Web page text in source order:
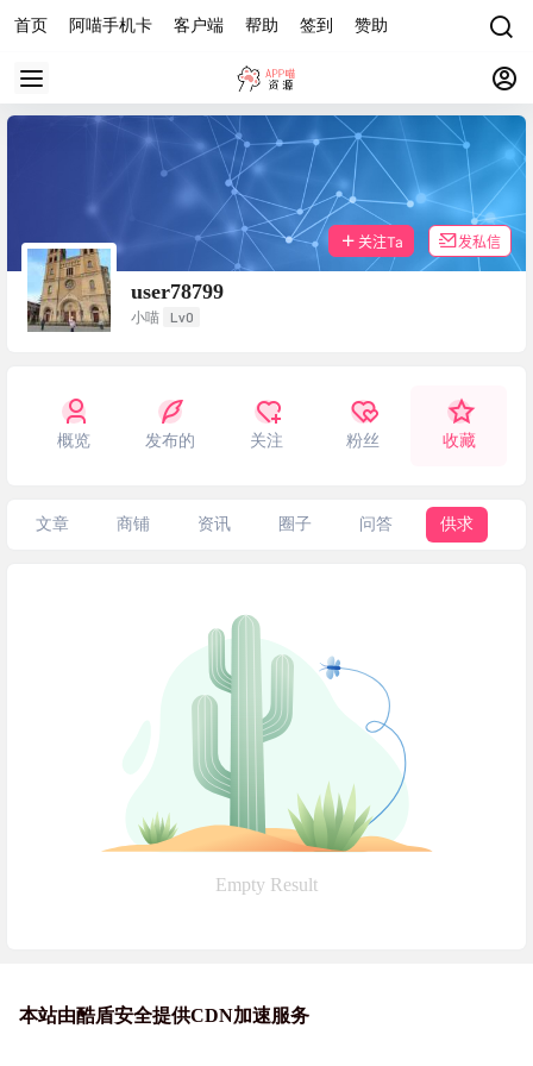
首页 阿喵手机卡 客户端 帮助 签到 赞助
user78799
小喵 Lv0
关注Ta 发私信
概览 发布的 关注 粉丝 收藏
文章 商铺 资讯 圈子 问答 供求
Empty Result
本站由酷盾安全提供CDN加速服务